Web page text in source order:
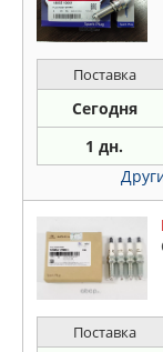
Поставка
Сегодня
1 дн.
Поставка